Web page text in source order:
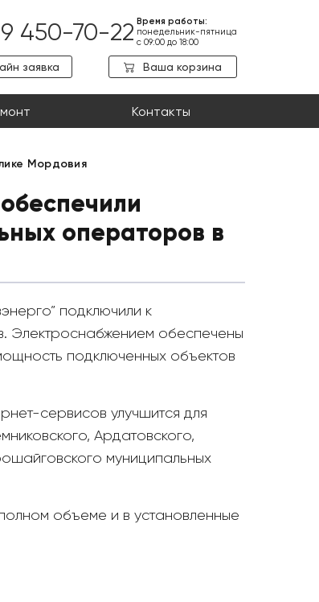
450-70-22 Время работы:
понедельник-пятница
с 09:00 до 18:00
заявка Ваша корзина
Контакты
Мордовия
операторов в
подключили к
Электроснабжением обеспечены
подключенных объектов
сервисов улучшится для
Ардатовского,
муниципальных
объеме и в установленные